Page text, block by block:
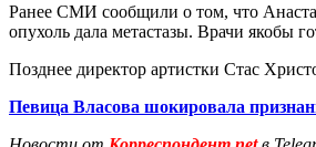
Ранее СМИ сообщили о том, что
опухоль дала метастазы. Врачи якобы
Позднее директор артистки Стас
Певица Власова шокировала